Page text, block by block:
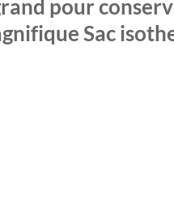
pour
Sac